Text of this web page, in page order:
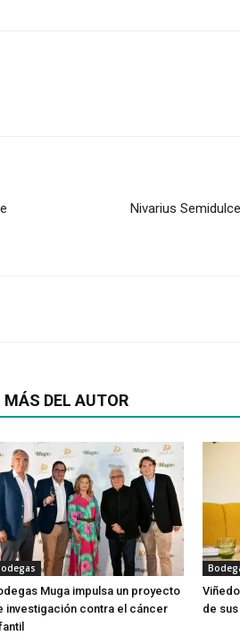
Nivarius
MÁS DEL AUTOR
Muga impulsa un proyecto
investigación contra el cáncer
de